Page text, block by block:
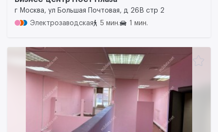
г Москва, ул Большая Почтовая, д 26В стр 2
Электрозаводская
5 мин. 1 мин.